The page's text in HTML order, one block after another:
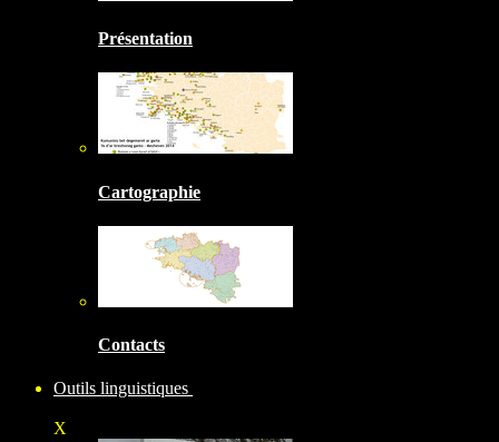
Présentation
Cartographie
Contacts
Outils linguistiques
X